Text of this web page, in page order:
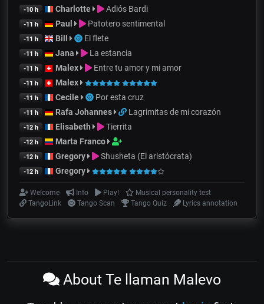
-10 h Charlotte Adiós Bardi
-11 h Paul Patotero sentimental
-11 h Bill El flete
-11 h Jana La estancia
-11 h Malex Entre tu amor y mi amor
-11 h Malex
-11 h Cecile Por esta cruz
-11 h Rafa Johannes Lagrimitas de mi corazón
-12 h Elisabeth Tierrita
-12 h Marta Franco
-12 h Gregory Shusheta (El aristócrata)
-12 h Gregory
Welcome Info Play!
Musical personality test
TangoLink
Tango Scan Tango Quiz Lyrics annotation
About Te llaman Malevo